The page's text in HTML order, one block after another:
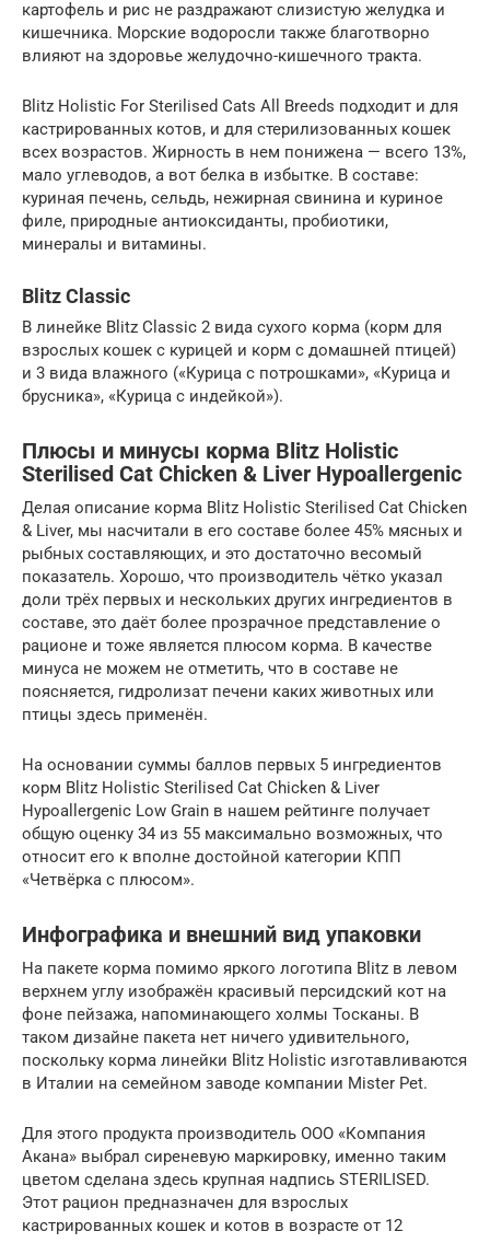
картофель и рис не раздражают слизистую желудка и
кишечника. Морские водоросли также благотворно
влияют на здоровье желудочно-кишечного тракта.
Blitz Holistic For Sterilised Cats All Breeds подходит и для
кастрированных котов, и для стерилизованных кошек
всех возрастов. Жирность в нем понижена — всего 13%,
мало углеводов, а вот белка в избытке. В составе:
куриная печень, сельдь, нежирная свинина и куриное
филе, природные антиоксиданты, пробиотики,
минералы и витамины.
Blitz Classic
В линейке Blitz Classic 2 вида сухого корма (корм для
взрослых кошек с курицей и корм с домашней птицей)
и 3 вида влажного («Курица с потрошками», «Курица и
брусника», «Курица с индейкой»).
Плюсы и минусы корма Blitz Holistic
Sterilised Cat Chicken & Liver Hypoallergenic
Делая описание корма Blitz Holistic Sterilised Cat Chicken
& Liver, мы насчитали в его составе более 45% мясных и
рыбных составляющих, и это достаточно весомый
показатель. Хорошо, что производитель чётко указал
доли трёх первых и нескольких других ингредиентов в
составе, это даёт более прозрачное представление о
рационе и тоже является плюсом корма. В качестве
минуса не можем не отметить, что в составе не
поясняется, гидролизат печени каких животных или
птицы здесь применён.
На основании суммы баллов первых 5 ингредиентов
корм Blitz Holistic Sterilised Cat Chicken & Liver
Hypoallergenic Low Grain в нашем рейтинге получает
общую оценку 34 из 55 максимально возможных, что
относит его к вполне достойной категории КПП
«Четвёрка с плюсом».
Инфографика и внешний вид упаковки
На пакете корма помимо яркого логотипа Blitz в левом
верхнем углу изображён красивый персидский кот на
фоне пейзажа, напоминающего холмы Тосканы. В
таком дизайне пакета нет ничего удивительного,
поскольку корма линейки Blitz Holistic изготавливаются
в Италии на семейном заводе компании Mister Pet.
Для этого продукта производитель ООО «Компания
Акана» выбрал сиреневую маркировку, именно таким
цветом сделана здесь крупная надпись STERILISED.
Этот рацион предназначен для взрослых
кастрированных кошек и котов в возрасте от 12